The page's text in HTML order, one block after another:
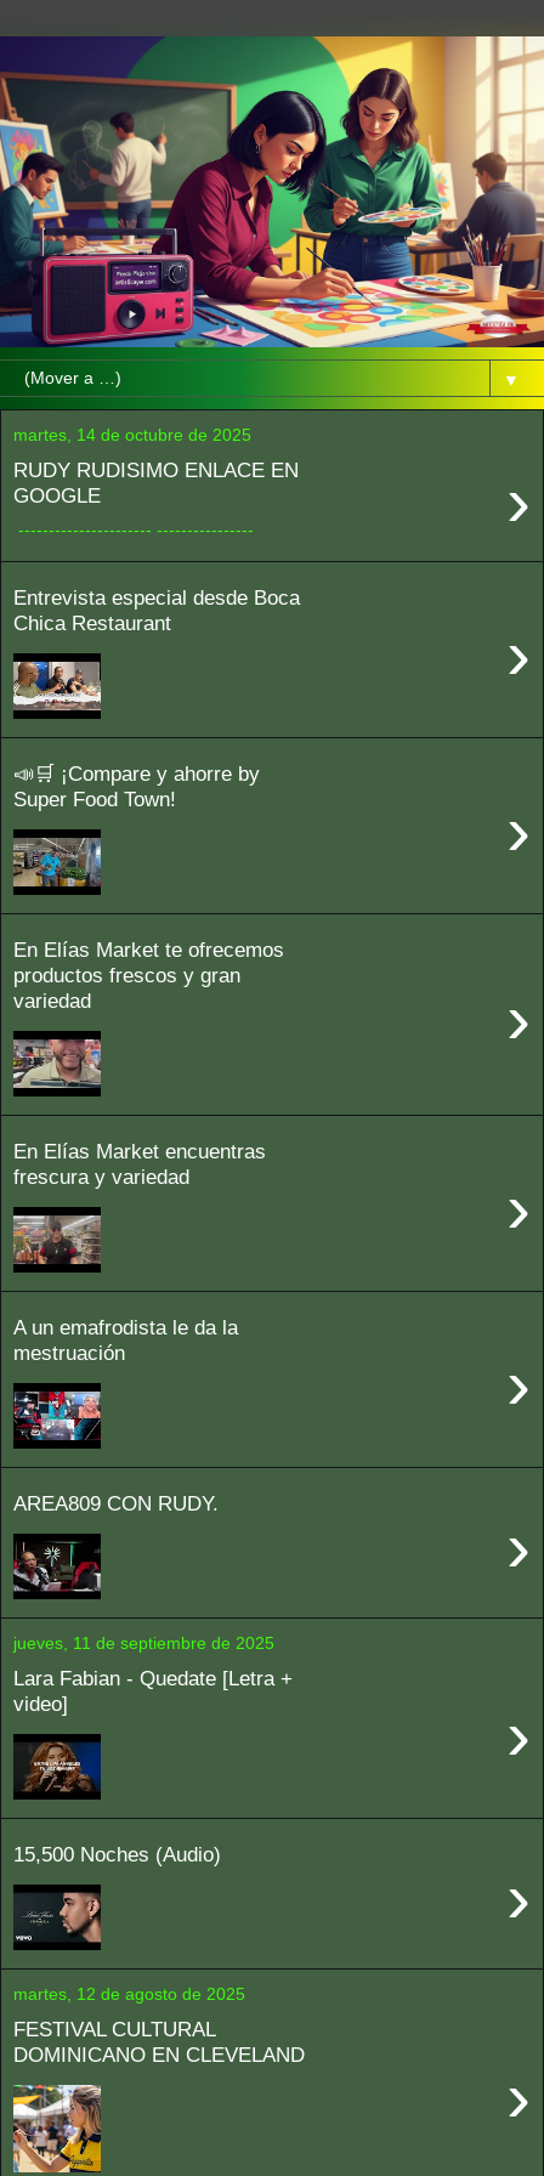
▼
martes, 14 de octubre de 2025
RUDY RUDISIMO ENLACE EN
GOOGLE
›
---------------------- ----------------
Entrevista especial desde Boca
Chica Restaurant
›
📣🛒 ¡Compare y ahorre by
Super Food Town!
›
En Elías Market te ofrecemos
productos frescos y gran
variedad
›
En Elías Market encuentras
frescura y variedad
›
A un emafrodista le da la
mestruación
›
AREA809 CON RUDY.
›
jueves, 11 de septiembre de 2025
Lara Fabian - Quedate [Letra +
video]
›
15,500 Noches (Audio)
›
martes, 12 de agosto de 2025
FESTIVAL CULTURAL
DOMINICANO EN CLEVELAND
›